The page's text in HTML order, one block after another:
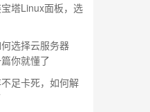
塔Linux面板，选
选择云服务器
你就懂了
足卡死，如何解